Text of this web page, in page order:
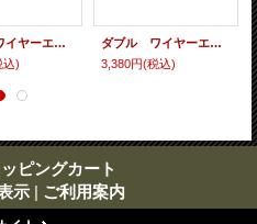
ダブル ワイヤーエンド ツール ２１０
込)
ダブル ワイヤーエンド ツール ２０７
3,380円(税込)
ピングカート
示 | ご利用案内